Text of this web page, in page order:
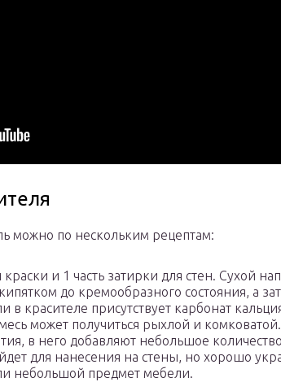
можно по нескольким рецептам:
и 1 часть затирки для стен. Сухой
до кремообразного состояния, а
в красителе присутствует карбонат
может получиться рыхлой и
в него добавляют небольшое
для нанесения на стены, но хорошо
небольшой предмет мебели.